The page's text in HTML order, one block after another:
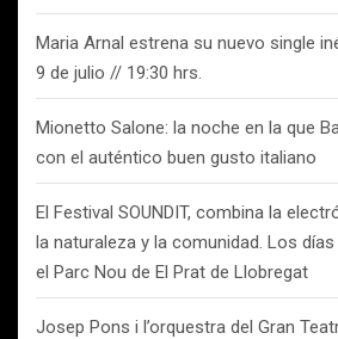
Maria Arnal estrena su nuevo single
9 de julio // 19:30 hrs.
Mionetto Salone: la noche en la que
con el auténtico buen gusto italiano
El Festival SOUNDIT, combina la
la naturaleza y la comunidad. Los días
el Parc Nou de El Prat de Llobregat
Josep Pons i l’orquestra del Gran